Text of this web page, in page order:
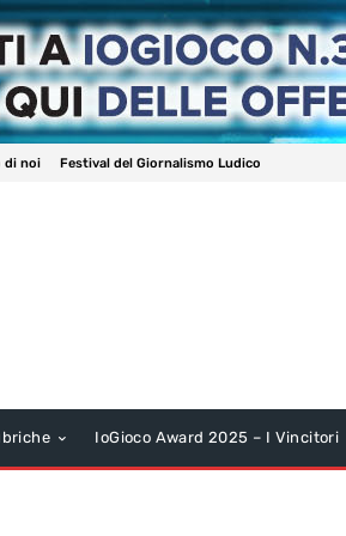
di noi Festival del Giornalismo Ludico
IoGioco Award 2025 – I Vincitori